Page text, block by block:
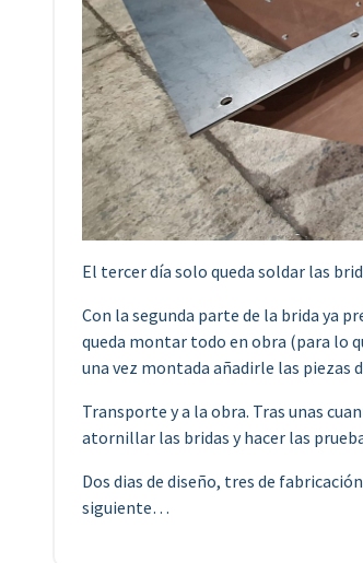
El tercer día solo queda soldar las
Con la segunda parte de la brida ya
queda montar todo en obra (para lo
una vez montada añadirle las piezas
Transporte y a la obra. Tras unas
atornillar las bridas y hacer las
Dos dias de diseño, tres de
siguiente…